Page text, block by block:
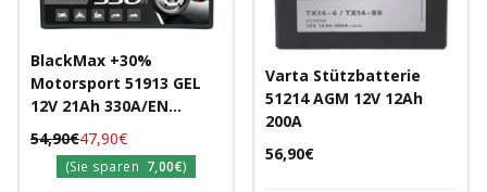
BlackMax +30%
Motorsport 51913 GEL
12V 21Ah 330A/EN
Angebotspreis
47,90€
Regulärer
Preis
54,90€
(Sie sparen 7,00€)
Varta Stützbatterie
51214 AGM 12V 12Ah
200A
Angebotspreis
56,90€